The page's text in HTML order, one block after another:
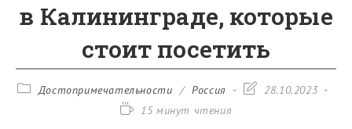
в Калининграде, которые
стоит посетить
РубрикаДостопримечательности / Россия
Запись28.10.2023
Время15 минут чтения